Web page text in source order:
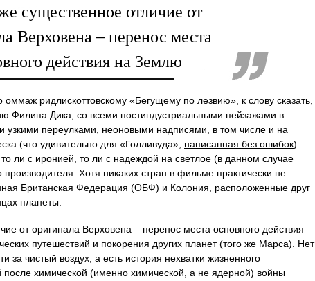
существенное отличие от
Верховена – перенос места
действия на Землю
ридлискоттовскому «Бегущему по лезвию», к слову сказать,
Филипа Дика, со всеми постиндустриальными пейзажами в
узкими переулками, неоновыми надписями, в том числе и на
(что удивительно для «Голливуда», написанная без ошибок)
ли с иронией, то ли с надеждой на светлое (в данном случае
Хотя никаких стран в фильме практически не
Британская Федерация (ОБФ) и Колония, расположенные друг
планеты.
от оригинала Верховена – перенос места основного действия
путешествий и покорения других планет (того же Марса). Нет
за чистый воздух, а есть история нехватки жизненного
после химической (именно химической, а не ядерной) войны